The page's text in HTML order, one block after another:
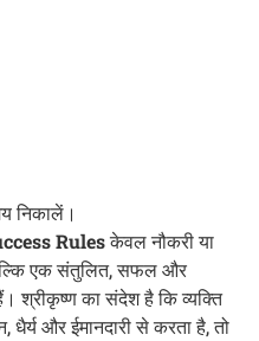
निकालें।
Rulesकेवल नौकरी या
एक संतुलित, सफल और
श्रीकृष्ण का संदेश है कि व्यक्ति
धैर्य और ईमानदारी से करता है, तो